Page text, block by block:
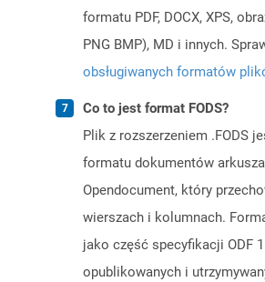
formatu PDF, DOCX, XPS,
PNG BMP), MD i innych.
obsługiwanych formatów
Co to jest format FODS?
Plik z rozszerzeniem .FODS
formatu dokumentów
Opendocument, który
wierszach i kolumnach.
jako część specyfikacji ODF
opublikowanych i